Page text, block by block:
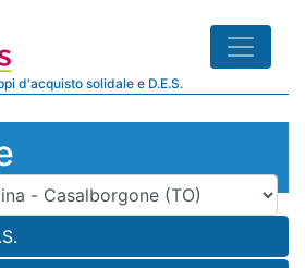
d'acquisto solidale e D.E.S.